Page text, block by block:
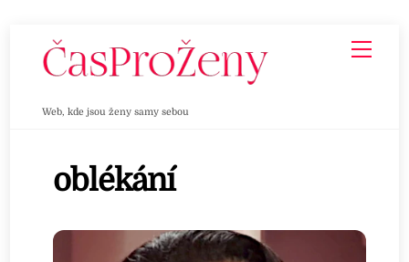
Web, kde jsou ženy samy sebou
oblékání